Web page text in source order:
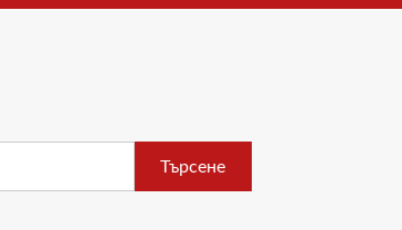
Търсене